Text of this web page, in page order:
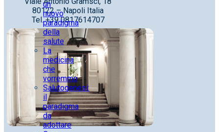
un
nuovo
paradigma
della
salute
La
medicina
che
vorremmo
Salutogenesi:
il
paradigma
da
adottare
80122 – Napoli Italia
Tel. +39 0817614707